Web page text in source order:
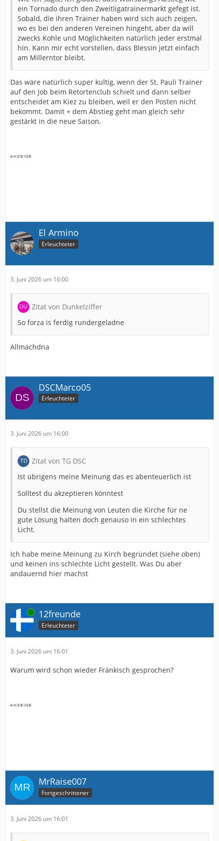
ein Tornado durch den Zweitligatrainermarkt gefegt ist.
Sobald, die ihren Trainer haben wird sich auch zeigen,
wo es bei den anderen Vereinen hingeht, aber da will
zwecks Kohle und Möglichkeiten natürlich jeder erstmal
hin. Kann mir echt vorstellen, dass Blessin jetzt einfach
am Millerntor bleibt.
Das wäre natürlich super kultig, wenn der St. Pauli Trainer
auf den Job beim Retortenclub schielt und dann selber
entscheidet am Kiez zu bleiben, weil er den Posten nicht
bekommt. Damit + dem Abstieg geht man gleich sehr
gestärkt in die neue Saison.
El Armino
Erleuchteter
3. Juni 2026 um 16:00
Zitat von Dunkelziffer
So forza is ferdig rundergeladne
Allmächdna
DSCMarco05
Erleuchteter
3. Juni 2026 um 16:00
Zitat von TG DSC
Ist übrigens meine Meinung das es abenteuerlich ist
Solltest du akzeptieren könntest
Du stellst die Meinung von Leuten die Kirche für ne
gute Lösung halten doch genauso in ein schlechtes
Licht.
Ich habe meine Meinung zu Kirch begründet (siehe oben)
und keinen ins schlechte Licht gestellt. Was Du aber
andauernd hier machst
Online 12freunde
Erleuchteter
3. Juni 2026 um 16:01
Warum wird schon wieder Fränkisch gesprochen?
MrRaise007
Fortgeschrittener
3. Juni 2026 um 16:01